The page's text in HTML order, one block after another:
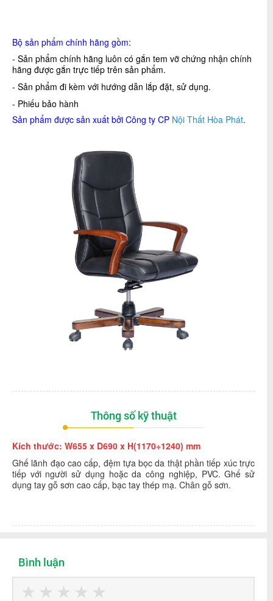
Bộ sản phẩm chính hãng gồm:
- Sản phẩm chính hãng luôn có gắn tem vỡ chứng nhận chính
hãng được gắn trực tiếp trên sản phẩm.
- Sản phẩm đi kèm với hướng dẫn lắp đặt, sử dụng.
- Phiếu bảo hành
Sản phẩm được sản xuất bởi Công ty CP Nội Thất Hòa Phát.
Thông số kỹ thuật
Kích thước: W655 x D690 x H(1170÷1240) mm
Ghế lãnh đạo cao cấp, đệm tựa bọc da thật phần tiếp xúc trực
tiếp với người sử dụng hoặc da công nghiệp, PVC. Ghế sử
dụng tay gỗ sơn cao cấp, bạc tay thép mạ. Chân gỗ sơn.
Bình luận
★
★
★
★
★